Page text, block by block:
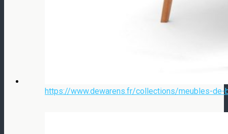
https://www.dewarens.fr/collections/meubles-de-